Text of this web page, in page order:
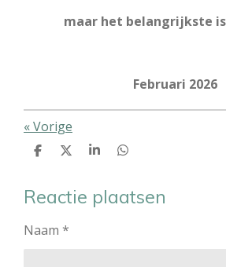
maar het belangrijkste
Februari 2026
«Vorige
D
e
n
D
l
S
r
e
D
e
n
Reactie plaatsen
Naam *